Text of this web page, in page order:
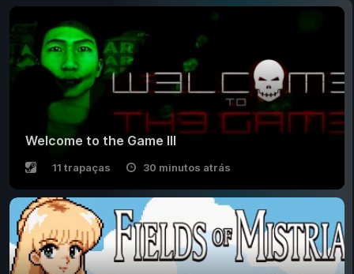
Welcome to the Game III
11 trapaças 30 minutos atrás